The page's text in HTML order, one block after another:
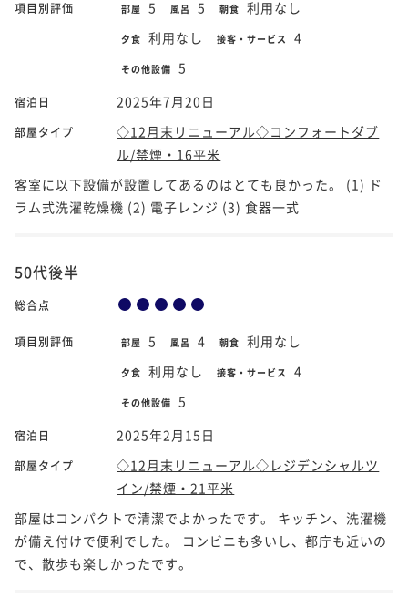
項目別評価 部屋 5 風呂 5 朝食 利用なし
夕食 利用なし 接客・サービス 4
その他設備 5
宿泊日 2025年7月20日
部屋タイプ
◇12月末リニューアル◇コンフォートダブ
ル/禁煙・16平米
客室に以下設備が設置してあるのはとても良かった。 (1) ド
ラム式洗濯乾燥機 (2) 電子レンジ (3) 食器一式
50代後半
総合点
項目別評価 部屋 5 風呂 4 朝食 利用なし
夕食 利用なし 接客・サービス 4
その他設備 5
宿泊日 2025年2月15日
部屋タイプ
◇12月末リニューアル◇レジデンシャルツ
イン/禁煙・21平米
部屋はコンパクトで清潔でよかったです。 キッチン、洗濯機
が備え付けで便利でした。 コンビニも多いし、都庁も近いの
で、散歩も楽しかったです。